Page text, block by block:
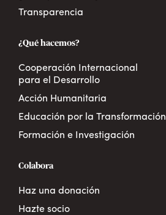
Transparencia
¿Qué hacemos?
Cooperación Internacional
para el Desarrollo
Acción Humanitaria
Educación por la Transformación
Formación e Investigación
Colabora
Haz una donación
Hazte socio